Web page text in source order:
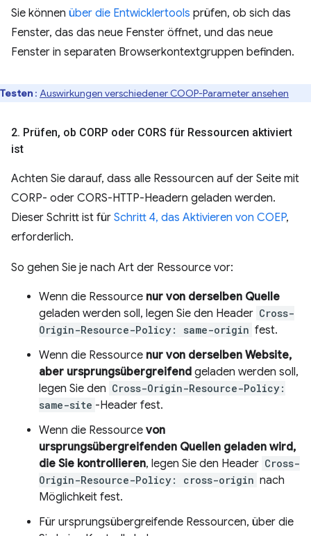
Sie können über die Entwicklertools prüfen, ob sich das
Fenster, das das neue Fenster öffnet, und das neue
Fenster in separaten Browserkontextgruppen befinden.
Testen : Auswirkungen verschiedener COOP-Parameter ansehen
2. Prüfen, ob CORP oder CORS für Ressourcen aktiviert
ist
Achten Sie darauf, dass alle Ressourcen auf der Seite mit
CORP- oder CORS-HTTP-Headern geladen werden.
Dieser Schritt ist für Schritt 4, das Aktivieren von COEP,
erforderlich.
So gehen Sie je nach Art der Ressource vor:
Wenn die Ressource nur von derselben Quelle
geladen werden soll, legen Sie den Header Cross-
Origin-Resource-Policy: same-origin fest.
Wenn die Ressource nur von derselben Website,
aber ursprungsübergreifend geladen werden soll,
legen Sie den Cross-Origin-Resource-Policy:
same-site -Header fest.
Wenn die Ressource von
ursprungsübergreifenden Quellen geladen wird,
die Sie kontrollieren, legen Sie den Header Cross-
Origin-Resource-Policy: cross-origin nach
Möglichkeit fest.
Für ursprungsübergreifende Ressourcen, über die